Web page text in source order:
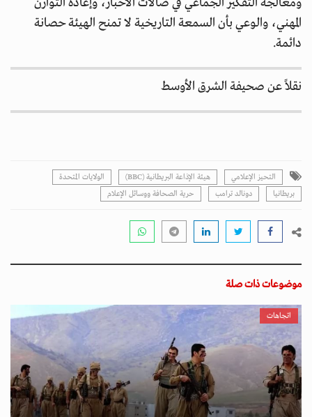
ومعالجة التفكير الجماعي في صالات الأخبار، وإعادة التوازن
المهني، والوعي بأن السمعة التاريخية لا تمنح الهيئة حصانة
دائمة.
نقلاً عن صحيفة الشرق الأوسط
التحيز الإعلامي هيئة الإذاعة البريطانية (BBC)
الولايات المتحدة
بريطانيا
دونالد ترامب حرية الصحافة ووسائل الإعلام
موضوعات ذات صلة
اتجاهات